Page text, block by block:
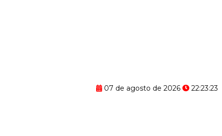
07 de agosto de 2026 22:23:24